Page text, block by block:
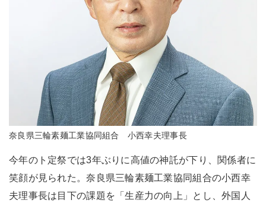
奈良県三輪素麺工業協同組合 小西幸夫理事長
今年のト定祭では3年ぶりに高値の神託が下り、関係者に
笑顔が見られた。奈良県三輪素麺工業協同組合の小西幸
夫理事長は目下の課題を「生産力の向上」とし、外国人